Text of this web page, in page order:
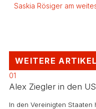
Saskia Rösiger am
WEITERE ARTIKEL
01
Alex Ziegler in den
In den Vereinigten